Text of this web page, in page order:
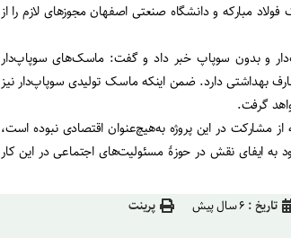
مبارکه و دانشگاه صنعتی اصفهان مجوزهای لازم را از
و بدون سوپاپ خبر داد و گفت: ماسک‌های سوپاپ‌دار
بهداشتی دارد. ضمن اینکه ماسک تولیدی سوپاپ‌دار نیز
گرفت.
از مشارکت در این پروژه به‌هیچ‌عنوان اقتصادی نبوده است،
به ایفای نقش در حوزۀ مسئولیت‌های اجتماعی در این کار
تاریخ : ۶ سال پیش
پرینت